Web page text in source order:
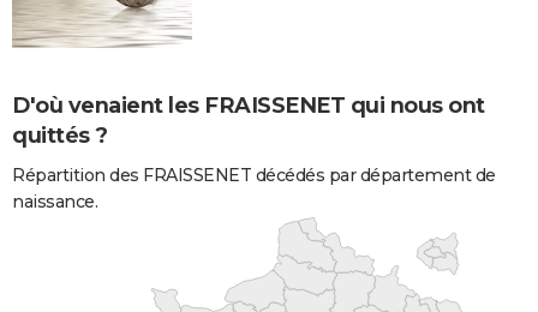
D'où venaient les FRAISSENET qui nous ont
quittés ?
Répartition des FRAISSENET décédés par département de
naissance.